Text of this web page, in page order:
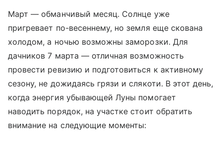
Март — обманчивый месяц. Солнце уже
пригревает по-весеннему, но земля еще скована
холодом, а ночью возможны заморозки. Для
дачников 7 марта — отличная возможность
провести ревизию и подготовиться к активному
сезону, не дожидаясь грязи и слякоти. В этот день,
когда энергия убывающей Луны помогает
наводить порядок, на участке стоит обратить
внимание на следующие моменты: